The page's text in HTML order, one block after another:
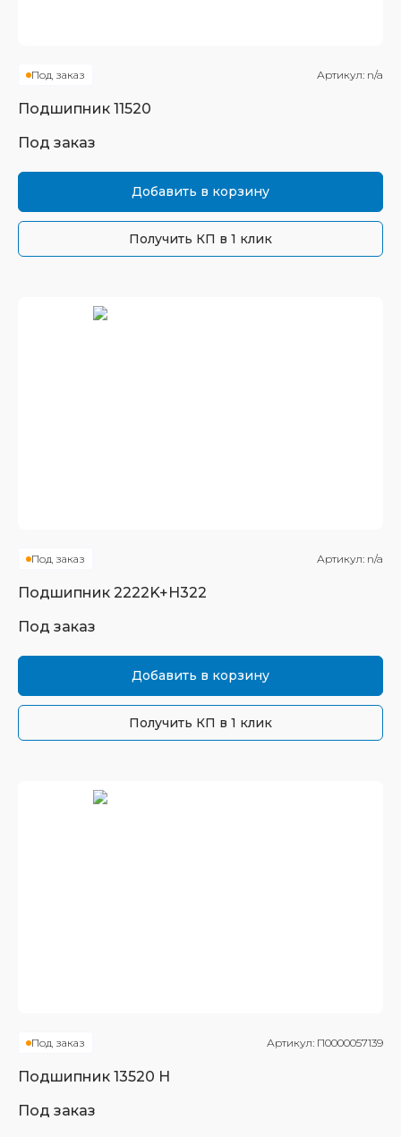
Под заказ Артикул: n/a
Подшипник 11520
Под заказ
Добавить в корзину
Получить КП в 1 клик
Под заказ Артикул: n/a
Подшипник 2222K+H322
Под заказ
Добавить в корзину
Получить КП в 1 клик
Под заказ Артикул: П0000057139
Подшипник 13520 Н
Под заказ